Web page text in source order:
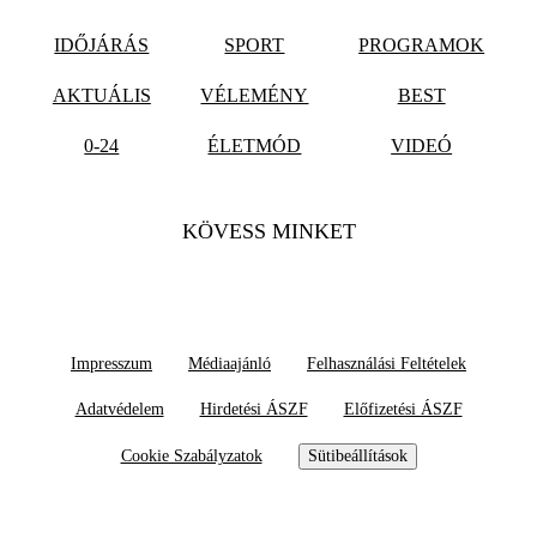
IDŐJÁRÁS SPORT PROGRAMOK
AKTUÁLIS VÉLEMÉNY BEST
0-24 ÉLETMÓD VIDEÓ
KÖVESS MINKET
Impresszum Médiaajánló Felhasználási Feltételek
Adatvédelem Hirdetési ÁSZF Előfizetési ÁSZF
Cookie Szabályzatok Sütibeállítások